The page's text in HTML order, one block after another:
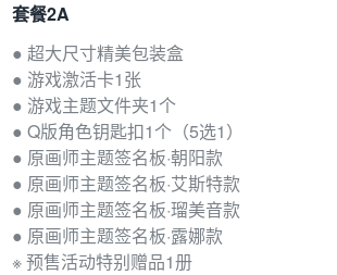
套餐2A
● 超大尺寸精美包装盒
● 游戏激活卡1张
● 游戏主题文件夹1个
● Q版角色钥匙扣1个（5选1）
● 原画师主题签名板·朝阳款
● 原画师主题签名板·艾斯特款
● 原画师主题签名板·瑠美音款
● 原画师主题签名板·露娜款
※ 预售活动特别赠品1册